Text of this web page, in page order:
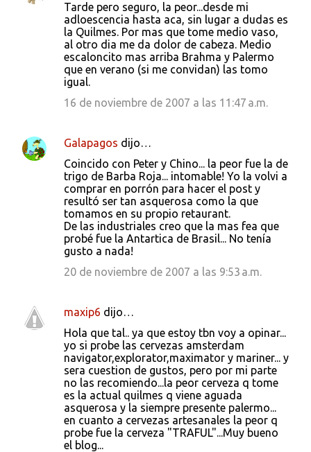
Tarde pero seguro, la peor...desde mi
adloescencia hasta aca, sin lugar a dudas es
la Quilmes. Por mas que tome medio vaso,
al otro dia me da dolor de cabeza. Medio
escaloncito mas arriba Brahma y Palermo
que en verano (si me convidan) las tomo
igual.
16 de noviembre de 2007 a las 11:47 a.m.
Galapagos dijo…
Coincido con Peter y Chino... la peor fue la de
trigo de Barba Roja... intomable! Yo la volvi a
comprar en porrón para hacer el post y
resultó ser tan asquerosa como la que
tomamos en su propio retaurant.
De las industriales creo que la mas fea que
probé fue la Antartica de Brasil... No tenía
gusto a nada!
20 de noviembre de 2007 a las 9:53 a.m.
maxip6 dijo…
Hola que tal.. ya que estoy tbn voy a opinar...
yo si probe las cervezas amsterdam
navigator,explorator,maximator y mariner... y
sera cuestion de gustos, pero por mi parte
no las recomiendo...la peor cerveza q tome
es la actual quilmes q viene aguada
asquerosa y la siempre presente palermo...
en cuanto a cervezas artesanales la peor q
probe fue la cerveza "TRAFUL"...Muy bueno
el blog...